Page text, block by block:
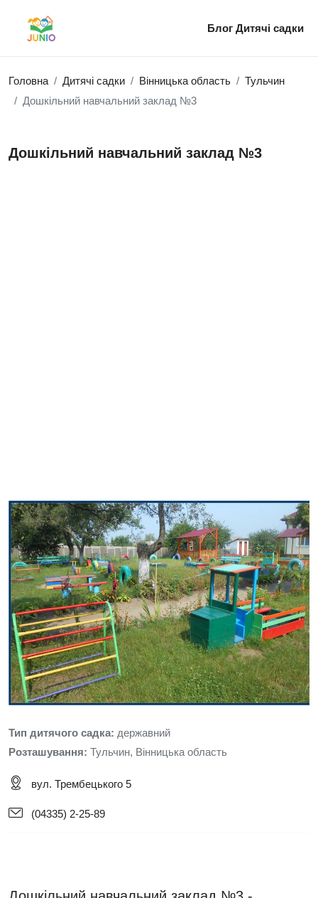
Блог Дитячі садки
Головна Дитячі садки Вінницька область
Тульчин
Дошкільний навчальний заклад №3
Дошкільний навчальний заклад №3
Тип дитячого садка: державний
Розташування: Тульчин, Вінницька область
вул. Трембецького 5
(04335) 2-25-89